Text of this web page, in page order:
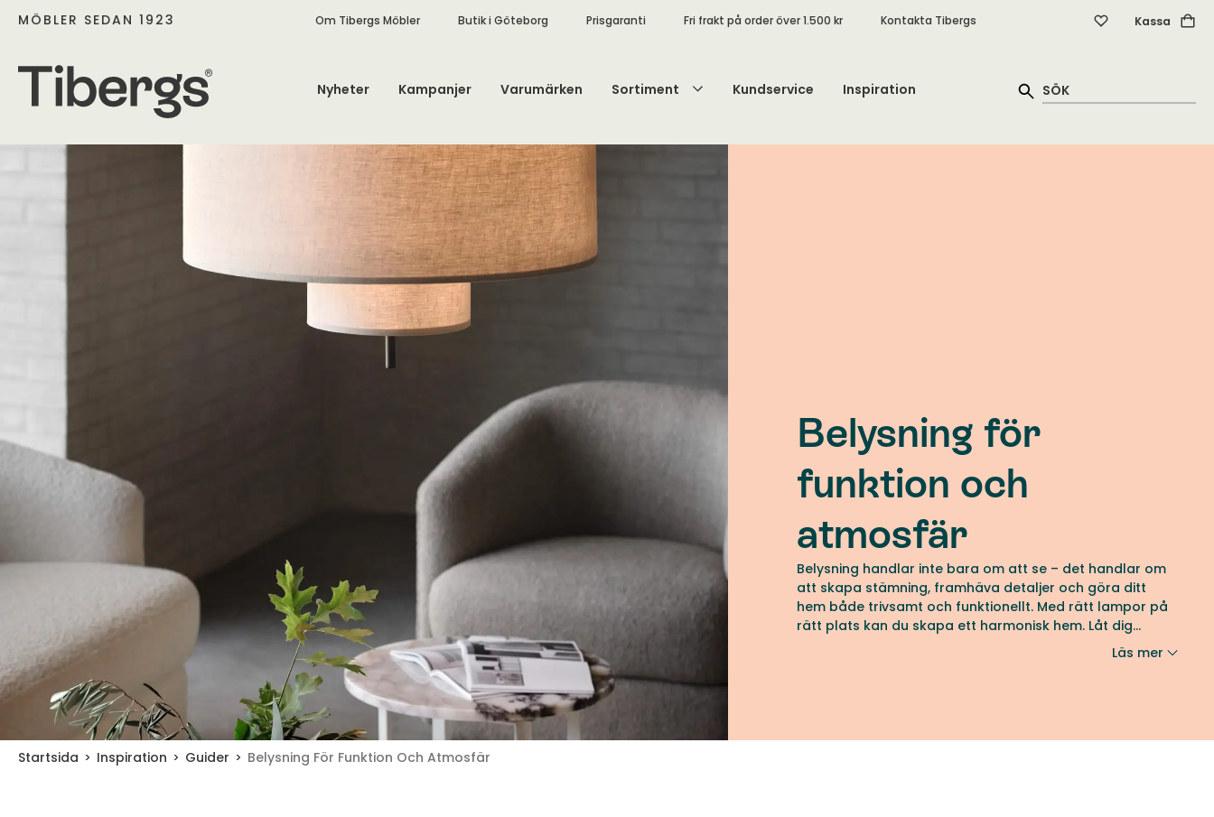
MÖBLER SEDAN 1923 Om Tibergs Möbler Butik i Göteborg Prisgaranti Fri frakt på order över 1.500 kr Kontakta Tibergs Kassa
Nyheter Kampanjer Varumärken Sortiment Kundservice Inspiration
Belysning för
funktion och
atmosfär
Belysning handlar inte bara om att se – det handlar om
att skapa stämning, framhäva detaljer och göra ditt
hem både trivsamt och funktionellt. Med rätt lampor på
rätt plats kan du skapa ett harmonisk hem. Låt dig
Läs mer
Startsida Inspiration Guider Belysning För Funktion Och Atmosfär